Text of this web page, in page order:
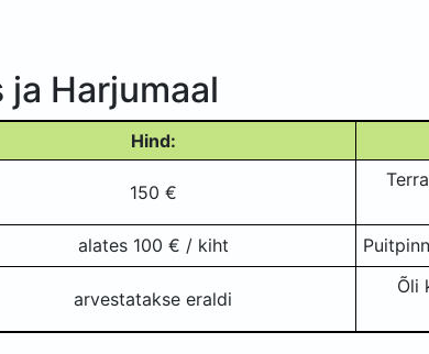
Harjumaal
Hind:
150 €
alates 100 € / kiht
arvestatakse eraldi
Õli